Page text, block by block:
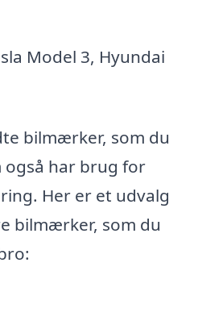
Model 3, Hyundai
bilmærker, som du
også har brug for
Her er et udvalg
bilmærker, som du